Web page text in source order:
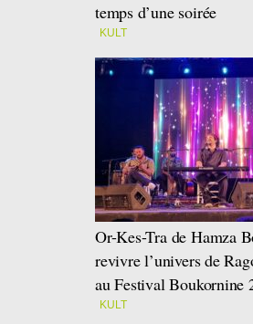
temps d’une soirée
KULT
Or-Kes-Tra de Hamza
revivre l’univers de
au Festival Boukornine
KULT